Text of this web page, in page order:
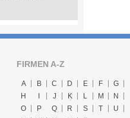
FIRMEN A-Z
A B C D E F
G
H
J K L M
N
O
P Q R S T
U